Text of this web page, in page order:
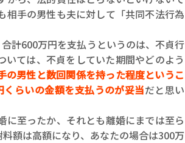
相手の男性も夫に対して「共同不法行為
計600万円を支払うというのは、不貞行
ては、不貞をしていた期間やどのよう
の男性と数回関係を持った程度というこ
らいの金額を支払うのが妥当だと思い
至ったか、それとも離婚にまでは至ら
額は高額になり、あなたの場合は300万